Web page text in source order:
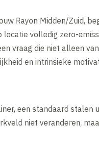
Rayon Midden/Zuid,
volledig zero-
vraag die niet alleen
en intrinsieke
een standaard stalen
niet veranderen,